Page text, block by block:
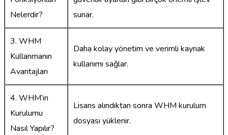
Nelerdir?
sunar.
3. WHM
Kullanmanın
Avantajları
Daha kolay yönetim ve verimli kaynak
kullanımı sağlar.
4. WHM’in
Kurulumu
Nasıl Yapılır?
Lisans alındıktan sonra WHM kurulum
dosyası yüklenir.